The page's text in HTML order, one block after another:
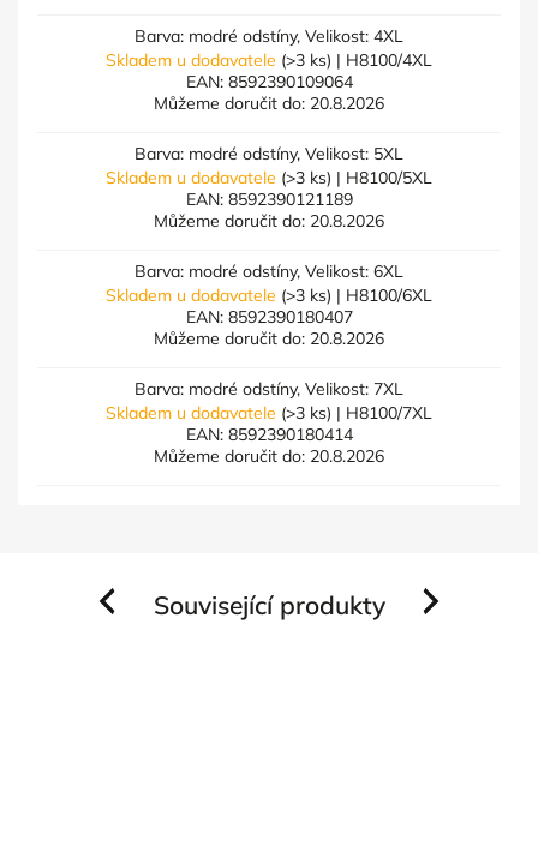
Barva: modré odstíny, Velikost: 4XL
Skladem u dodavatele (>3 ks) | H8100/4XL
EAN: 8592390109064
Můžeme doručit do: 20.8.2026
Barva: modré odstíny, Velikost: 5XL
Skladem u dodavatele (>3 ks) | H8100/5XL
EAN: 8592390121189
Můžeme doručit do: 20.8.2026
Barva: modré odstíny, Velikost: 6XL
Skladem u dodavatele (>3 ks) | H8100/6XL
EAN: 8592390180407
Můžeme doručit do: 20.8.2026
Barva: modré odstíny, Velikost: 7XL
Skladem u dodavatele (>3 ks) | H8100/7XL
EAN: 8592390180414
Můžeme doručit do: 20.8.2026
Související produkty
Previous Next